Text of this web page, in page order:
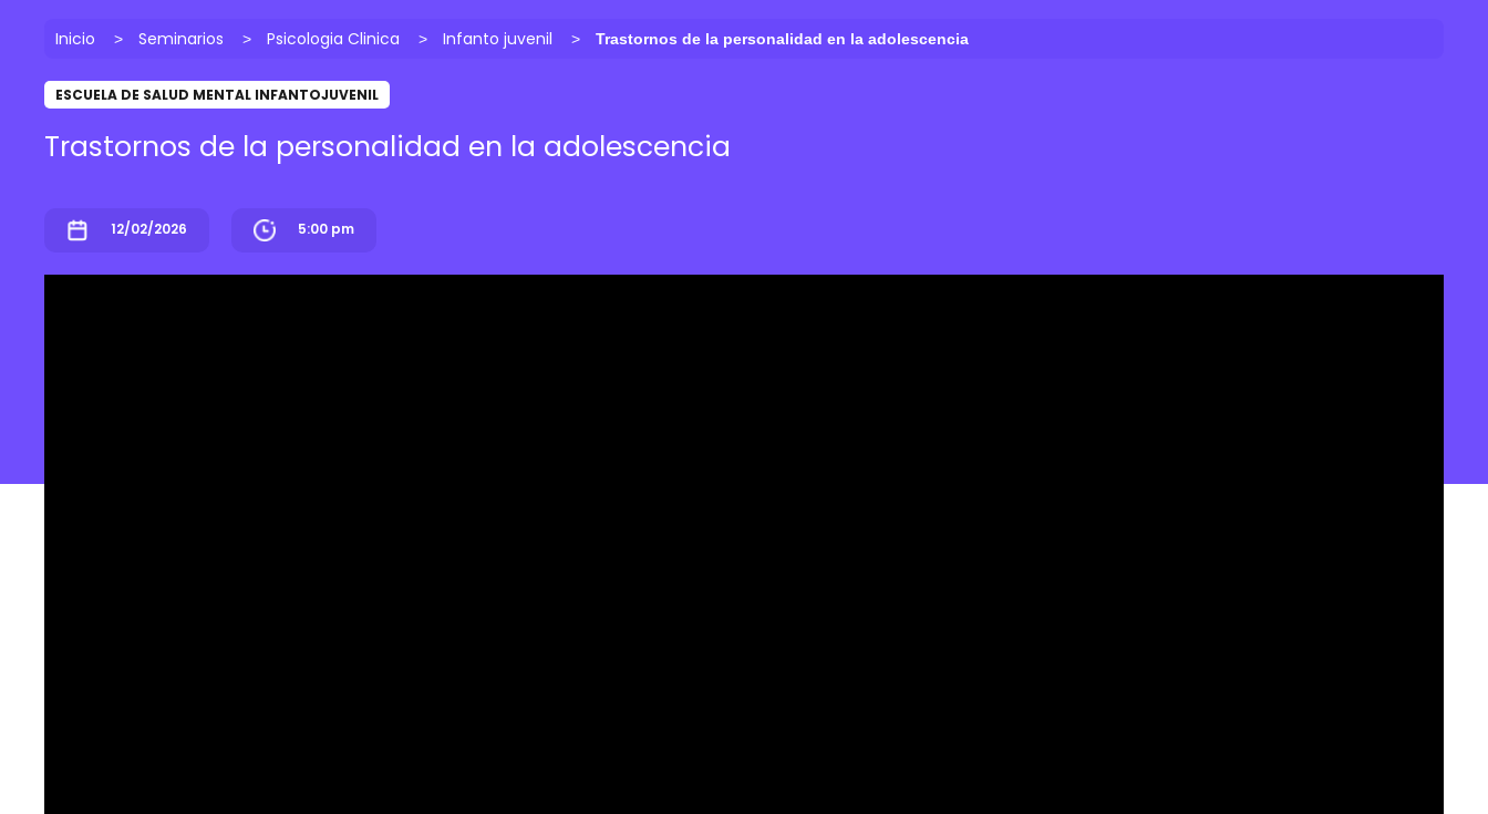
Inicio Seminarios Psicologia Clinica Infanto juvenil Trastornos de la personalidad en la adolescencia
ESCUELA DE SALUD MENTAL INFANTOJUVENIL
Trastornos de la personalidad en la adolescencia
12/02/2026 5:00 pm